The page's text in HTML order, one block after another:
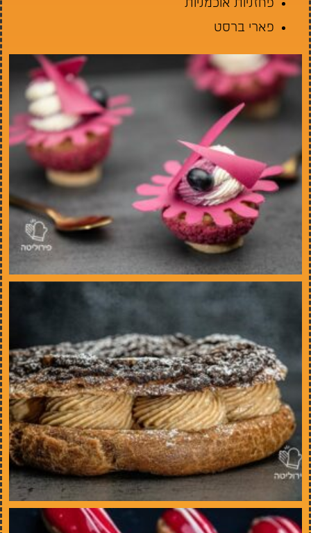
פחזניות אוכמניות
פארי ברסט